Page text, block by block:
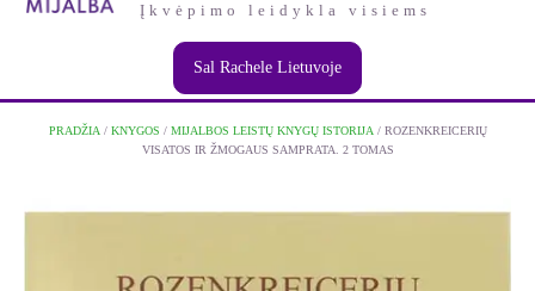
Įkvėpimo leidykla visiems
Sal Rachele Lietuvoje
PRADŽIA / KNYGOS / MIJALBOS LEISTŲ KNYGŲ ISTORIJA / ROZENKREICERIŲ
VISATOS IR ŽMOGAUS SAMPRATA. 2 TOMAS